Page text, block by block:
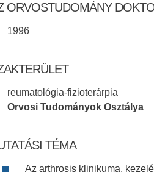
ORVOSTUDOMÁNY
1996
reumatológia-fizioterárpia
Orvosi Tudományok Osztálya
TÉMA
Az arthrosis klinikuma,